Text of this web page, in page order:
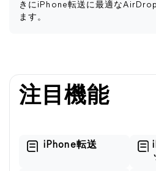
きにiPhone転送に最適な
ます。
注目機能
iPhone転送